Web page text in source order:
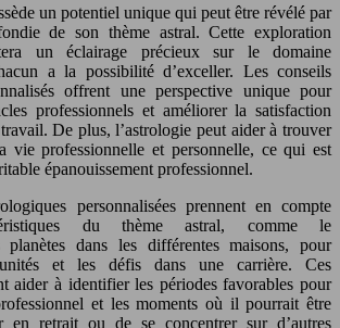
un potentiel unique qui peut être révélé par
de son thème astral. Cette exploration
un éclairage précieux sur le domaine
a la possibilité d’exceller. Les conseils
offrent une perspective unique pour
professionnels et améliorer la satisfaction
De plus, l’astrologie peut aider à trouver
vie professionnelle et personnelle, ce qui est
épanouissement professionnel.
personnalisées prennent en compte
du thème astral, comme le
planètes dans les différentes maisons, pour
et les défis dans une carrière. Ces
aider à identifier les périodes favorables pour
et les moments où il pourrait être
en retrait ou de se concentrer sur d’autres